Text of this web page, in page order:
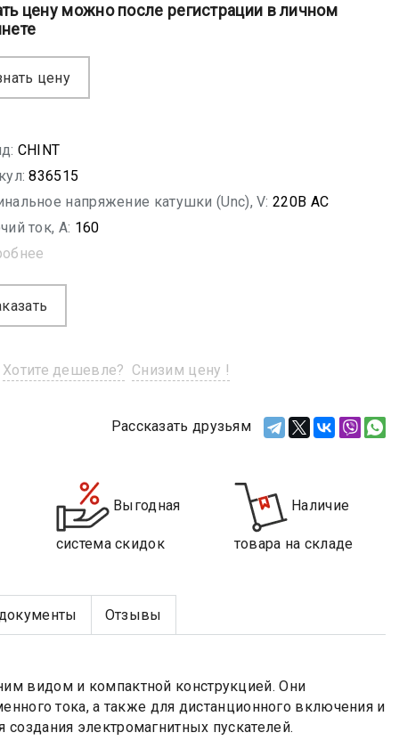
цену можно после регистрации в личном
цену
CHINT
836515
напряжение катушки (Unc), V: 220В АС
ток, A: 160
Хотите дешевле? Снизим цену !
Рассказать друзьям
Выгодная
система скидок
Наличие
товара на складе
Отзывы
видом и компактной конструкцией. Они
тока, а также для дистанционного включения и
электромагнитных пускателей.